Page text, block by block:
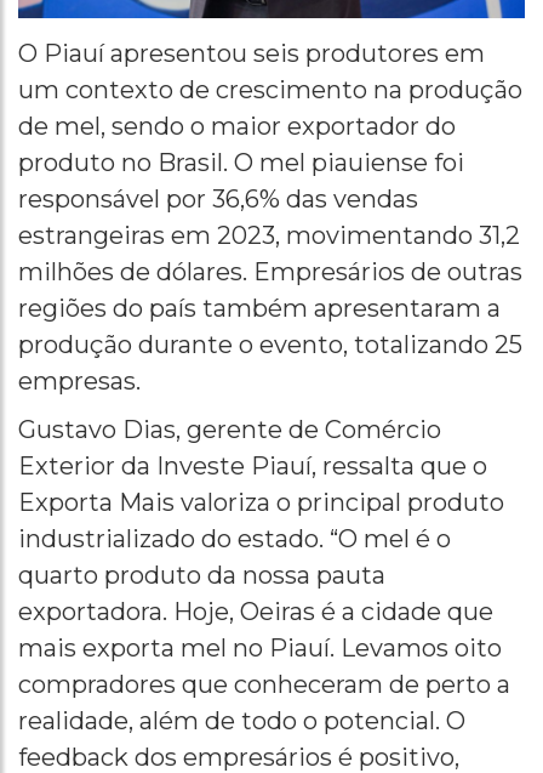
O Piauí apresentou seis produtores em
um contexto de crescimento na produção
de mel, sendo o maior exportador do
produto no Brasil. O mel piauiense foi
responsável por 36,6% das vendas
estrangeiras em 2023, movimentando 31,2
milhões de dólares. Empresários de outras
regiões do país também apresentaram a
produção durante o evento, totalizando 25
empresas.
Gustavo Dias, gerente de Comércio
Exterior da Investe Piauí, ressalta que o
Exporta Mais valoriza o principal produto
industrializado do estado. “O mel é o
quarto produto da nossa pauta
exportadora. Hoje, Oeiras é a cidade que
mais exporta mel no Piauí. Levamos oito
compradores que conheceram de perto a
realidade, além de todo o potencial. O
feedback dos empresários é positivo,